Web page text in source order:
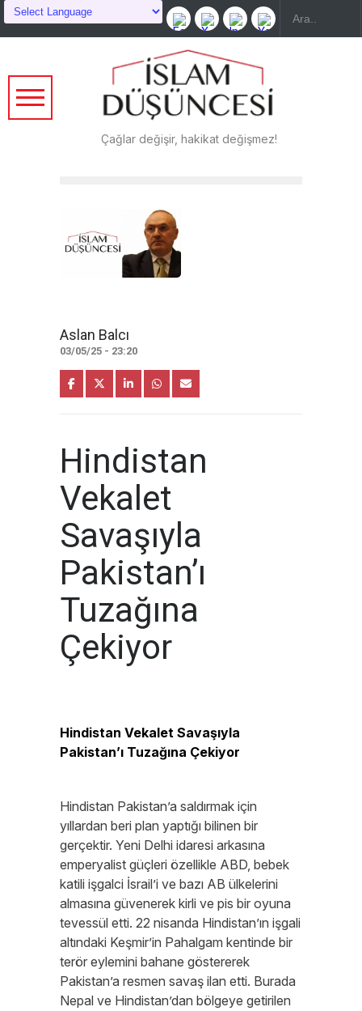
Çağlar değişir, hakikat değişmez!
Aslan Balcı
03/05/25 - 23:20
Hindistan
Vekalet
Savaşıyla
Pakistan’ı
Tuzağına
Çekiyor
Hindistan Vekalet Savaşıyla
Pakistan’ı Tuzağına Çekiyor
Hindistan Pakistan’a saldırmak için
yıllardan beri plan yaptığı bilinen bir
gerçektir. Yeni Delhi idaresi arkasına
emperyalist güçleri özellikle ABD, bebek
katili işgalci İsrail’i ve bazı AB ülkelerini
almasına güvenerek kirli ve pis bir oyuna
tevessül etti. 22 nisanda Hindistan’ın işgali
altındaki Keşmir’in Pahalgam kentinde bir
terör eylemini bahane göstererek
Pakistan’a resmen savaş ilan etti. Burada
Nepal ve Hindistan’dan bölgeye getirilen